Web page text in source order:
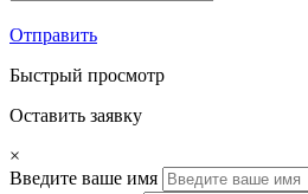
Отправить
Быстрый просмотр
Оставить заявку
×
Введите ваше имя